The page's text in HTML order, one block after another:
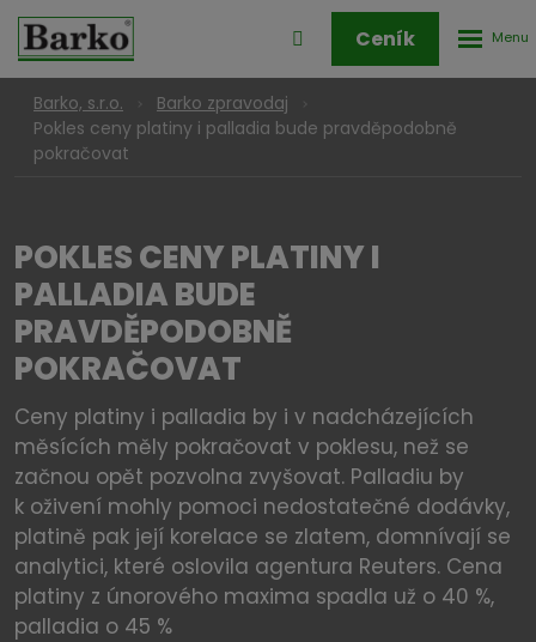
Přihlášení
zóny
Ceník
Barko, s.r.o.
Barko zpravodaj
Pokles ceny platiny i palladia bude pravděpodobně
pokračovat
POKLES CENY PLATINY I
PALLADIA BUDE
PRAVDĚPODOBNĚ
POKRAČOVAT
Ceny platiny i palladia by i v nadcházejících
měsících měly pokračovat v poklesu, než se
začnou opět pozvolna zvyšovat. Palladiu by
k oživení mohly pomoci nedostatečné dodávky,
platině pak její korelace se zlatem, domnívají se
analytici, které oslovila agentura Reuters. Cena
platiny z únorového maxima spadla už o 40 %,
palladia o 45 %